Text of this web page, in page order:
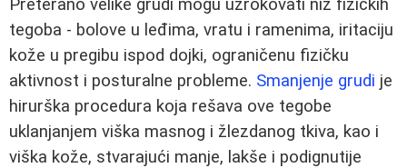
Preterano velike grudi mogu uzrokovati niz fizičkih
tegoba - bolove u leđima, vratu i ramenima, iritaciju
kože u pregibu ispod dojki, ograničenu fizičku
aktivnost i posturalne probleme. Smanjenje grudi je
hirurška procedura koja rešava ove tegobe
uklanjanjem viška masnog i žlezdanog tkiva, kao i
viška kože, stvarajući manje, lakše i podignutije